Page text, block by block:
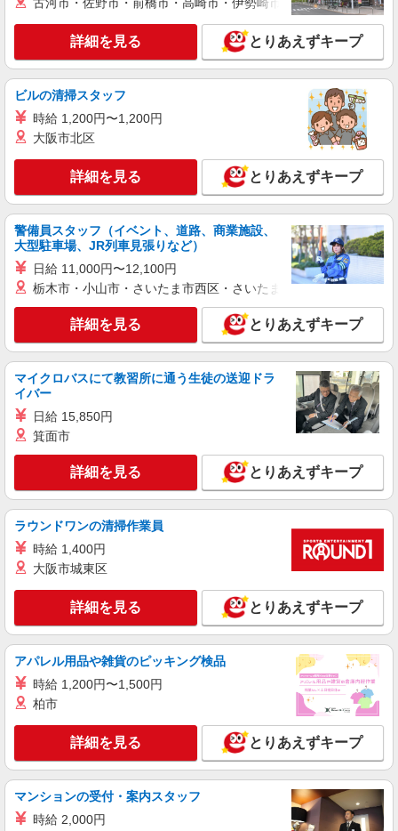
詳細を見る とりあえずキープ
ビルの清掃スタッフ
時給 1,200円〜1,200円
大阪市北区
詳細を見る とりあえずキープ
警備員スタッフ（イベント、道路、商業施設、
大型駐車場、JR列車見張りなど）
日給 11,000円〜12,100円
栃木市・小山市・さいたま市西区・さいたま市岩槻区・久喜市・
詳細を見る とりあえずキープ
マイクロバスにて教習所に通う生徒の送迎ドラ
イバー
日給 15,850円
箕面市
詳細を見る とりあえずキープ
ラウンドワンの清掃作業員
時給 1,400円
大阪市城東区
詳細を見る とりあえずキープ
アパレル用品や雑貨のピッキング検品
時給 1,200円〜1,500円
柏市
詳細を見る とりあえずキープ
マンションの受付・案内スタッフ
時給 2,000円